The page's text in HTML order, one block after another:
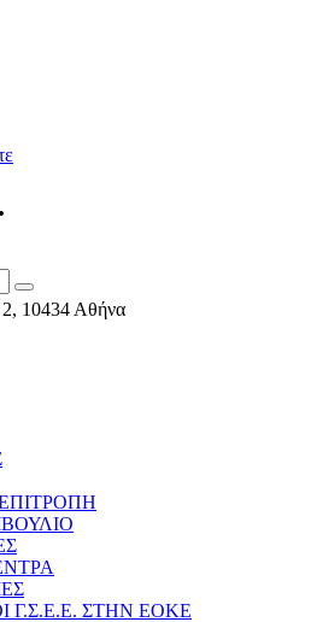
2, 10434 Αθήνα
Γ.Σ.Ε.Ε. ΣΤΗΝ ΕΟΚΕ